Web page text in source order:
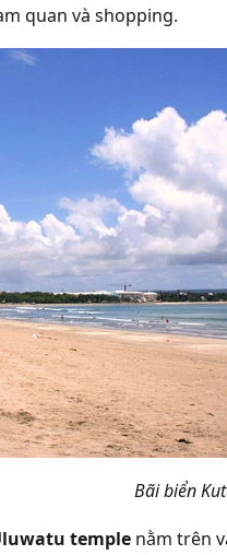
quan và shopping.
Bãi biển
temple nằm trên